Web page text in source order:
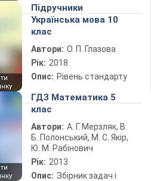
Підручники
Українська мова 10
клас
Автори: О. П. Глазова
Рік: 2018
Опис: Рівень стандарту
ГДЗ Математика 5
клас
Автори: А. Г. Мерзляк, В.
Б. Полонський, М. С. Якір,
Ю. М. Рабінович
Рік: 2013
Опис: Збірник задач і